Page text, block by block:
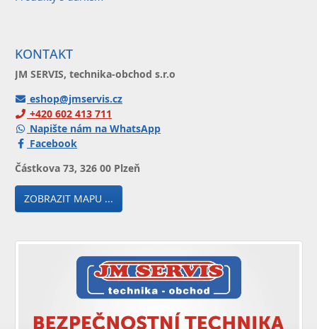
KONTAKT
JM SERVIS, technika-obchod s.r.o
eshop@jmservis.cz
+420 602 413 711
Napište nám na WhatsApp
Facebook
Částkova 73, 326 00 Plzeň
ZOBRAZIT MAPU ...